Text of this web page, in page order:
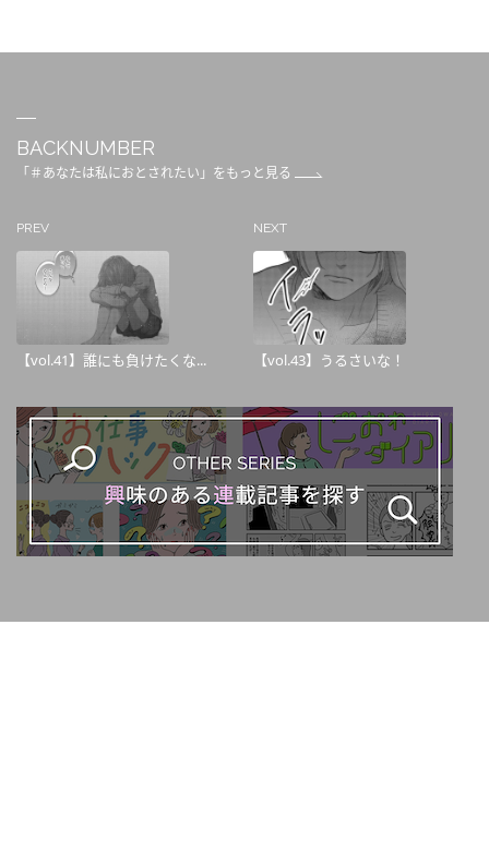
BACKNUMBER
「＃あなたは私におとされたい」をもっと見る
PREV
【vol.41】誰にも負けたくな...
NEXT
【vol.43】うるさいな！